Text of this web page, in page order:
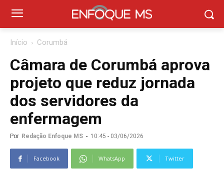
Início Corumbá
Câmara de Corumbá aprova
projeto que reduz jornada
dos servidores da
enfermagem
Por Redação Enfoque MS - 10:45 - 03/06/2026
Facebook WhatsApp Twitter